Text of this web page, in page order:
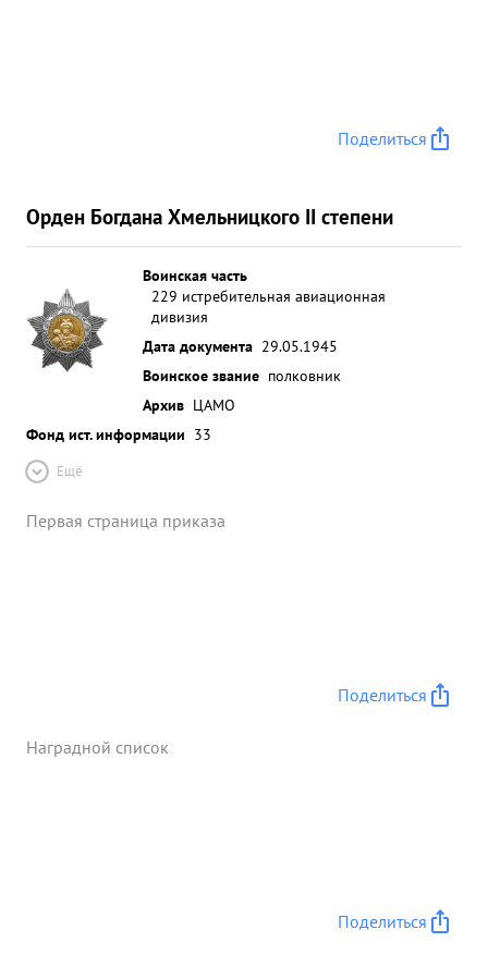
Ш степени. Дивизия получила собственноеПоделиться
Орден Богдана Хмельницкого II степени
Воинская часть
229 истребительная авиационная
дивизия
Дата документа 29.05.1945
Воинское звание полковник
Архив ЦАМО
Фонд ист. информации 33
Ещё
Первая страница приказа
Поделиться
Наградной список
Поделиться